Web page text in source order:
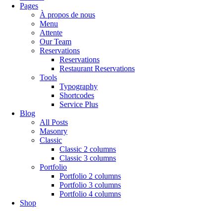
Pages
À propos de nous
Menu
Attente
Our Team
Reservations
Reservations
Restaurant Reservations
Tools
Typography
Shortcodes
Service Plus
Blog
All Posts
Masonry
Classic
Classic 2 columns
Classic 3 columns
Portfolio
Portfolio 2 columns
Portfolio 3 columns
Portfolio 4 columns
Shop